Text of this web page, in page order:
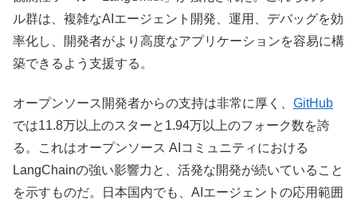
ル群は、複雑なAIエージェント開発、運用、デバッグを効
率化し、開発者がより高度なアプリケーションを容易に構
築できるよう支援する。
オープンソース開発者からの支持は非常に厚く、 GitHub
では11.8万以上のスターと1.94万以上のフォーク数を誇
る。これはオープンソース AIコミュニティにおける
LangChainの強い影響力と、活発な開発が続いていること
を示すものだ。日本国内でも、AIエージェントの応用範囲